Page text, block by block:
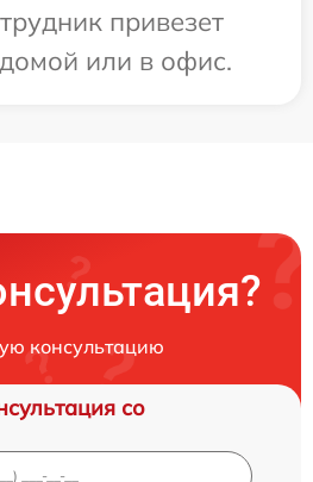
привезет
или в офис.
консультацию
со